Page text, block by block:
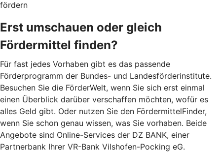
fördern
Erst umschauen oder gleich
Fördermittel finden?
Für fast jedes Vorhaben gibt es das passende
Förderprogramm der Bundes- und Landesförderinstitute.
Besuchen Sie die FörderWelt, wenn Sie sich erst einmal
einen Überblick darüber verschaffen möchten, wofür es
alles Geld gibt. Oder nutzen Sie den FördermittelFinder,
wenn Sie schon genau wissen, was Sie vorhaben. Beide
Angebote sind Online-Services der DZ BANK, einer
Partnerbank Ihrer VR-Bank Vilshofen-Pocking eG.